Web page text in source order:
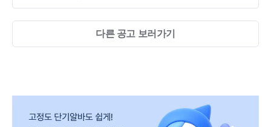
- 진료실 보조스튤
- 생일축하금
다른 공고 보러가기